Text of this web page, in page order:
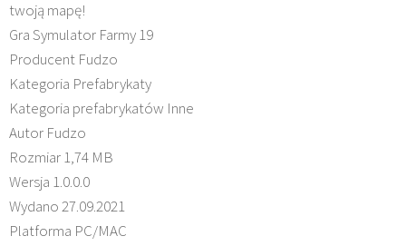
twoją mapę!
Gra Symulator Farmy 19
Producent Fudzo
Kategoria Prefabrykaty
Kategoria prefabrykatów Inne
Autor Fudzo
Rozmiar 1,74 MB
Wersja 1.0.0.0
Wydano 27.09.2021
Platforma PC/MAC